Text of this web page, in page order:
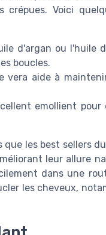
Voici
d'argan ou l'huile
boucles.
vera aide à
emollient
les best sellers
leur allure
dans une
les cheveux,